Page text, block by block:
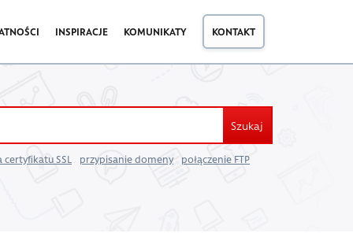
INSPIRACJE KOMUNIKATY KONTAKT
Szukaj
SSL przypisanie domeny połączenie FTP